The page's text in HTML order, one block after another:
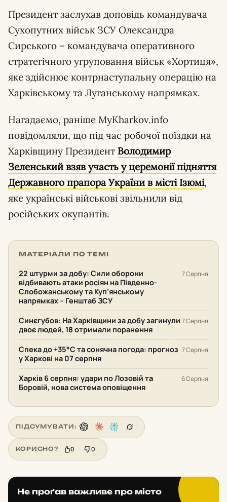
Президент заслухав доповідь командувача
Сухопутних військ ЗСУ Олександра
Сирського – командувача оперативного
стратегічного угруповання військ «Хортиця»,
яке здійснює контрнаступальну операцію на
Харківському та Луганському напрямках.
Нагадаємо, раніше MyKharkov.info
повідомляли, що під час робочої поїздки на
Харківщину Президент Володимир
Зеленський взяв участь у церемонії підняття
Державного прапора України в місті Ізюмі,
яке українські військові звільнили від
російських окупантів.
МАТЕРІАЛИ ПО ТЕМІ
22 штурми за добу: Сили оборони
відбивають атаки росіян на Південно-
Слобожанському та Куп’янському
напрямках – Генштаб ЗСУ
7 Серпня
Синєгубов: На Харківщини за добу загинули
двоє людей, 18 отримали поранення
7 Серпня
Спека до +35°С та сонячна погода: прогноз
у Харкові на 07 серпня
7 Серпня
Харків 6 серпня: удари по Лозовій та
Боровій, нова система оповіщення
6 Серпня
ПІДСУМУВАТИ:
КОРИСНО? 0 0
Не проґав важливе про місто